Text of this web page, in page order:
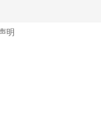
明